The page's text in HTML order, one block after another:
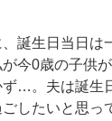
誕生日当日
今0歳の子供
…。夫は誕生
したいと思っ